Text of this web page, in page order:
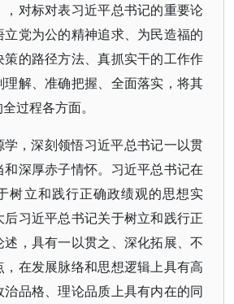
对标对表习近平总书记的重要论
党为公的精神追求、为民造福的
的路径方法、真抓实干的工作作
理解、准确把握、全面落实，将其
过程各方面。
学，深刻领悟习近平总书记一以贯
深厚赤子情怀。习近平总书记在
树立和践行正确政绩观的思想实
习近平总书记关于树立和践行正
，具有一以贯之、深化拓展、不
在发展脉络和思想逻辑上具有高
品格、理论品质上具有内在的同